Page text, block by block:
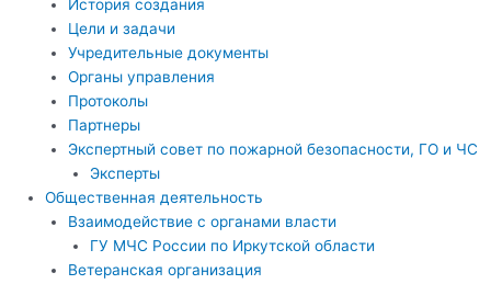
История создания
Цели и задачи
Учредительные документы
Органы управления
Протоколы
Партнеры
Экспертный совет по пожарной безопасности, ГО и ЧС
Эксперты
Общественная деятельность
Взаимодействие с органами власти
ГУ МЧС России по Иркутской области
Ветеранская организация